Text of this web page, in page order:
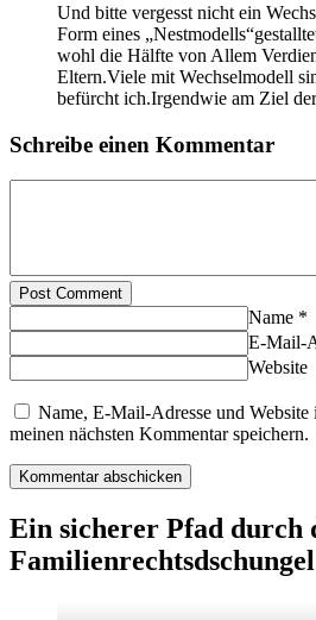
Und bitte vergesst nicht ein
Form eines
wohl die Hälfte von Allem
Eltern.Viele mit Wechselmodell
befürcht ich.Irgendwie am Ziel
Schreibe einen Kommentar
Post Comment
Name *
E-Mail-
Website
Name, E-Mail-Adresse und
meinen nächsten Kommentar speichern.
Ein sicherer Pfad durch
Familienrechtsdschungel